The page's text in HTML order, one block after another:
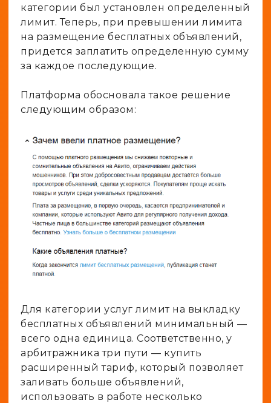
категории был установлен определенный
лимит. Теперь, при превышении лимита
на размещение бесплатных объявлений,
придется заплатить определенную сумму
за каждое последующие.
Платформа обосновала такое решение
следующим образом:
Для категории услуг лимит на выкладку
бесплатных объявлений минимальный —
всего одна единица. Соответственно, у
арбитражника три пути — купить
расширенный тариф, который позволяет
заливать больше объявлений,
использовать в работе несколько